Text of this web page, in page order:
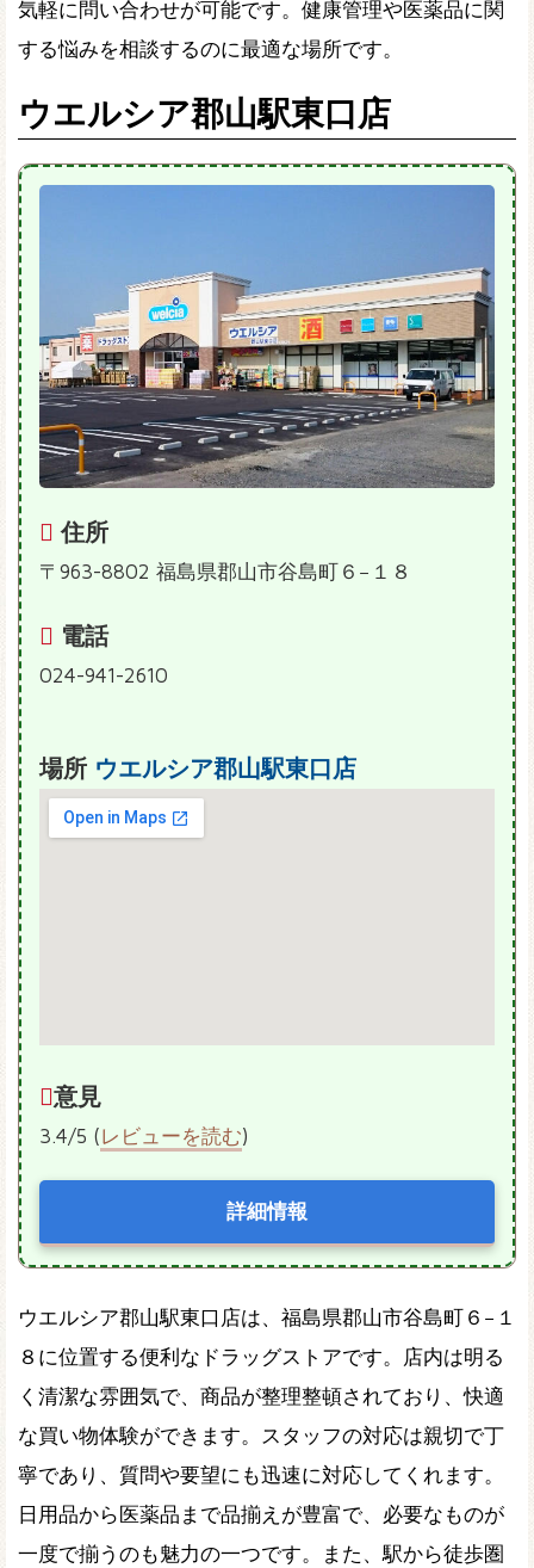
気軽に問い合わせが可能です。健康管理や医薬品に関
する悩みを相談するのに最適な場所です。
ウエルシア郡山駅東口店
住所
〒963-8802 福島県郡山市谷島町６−１８
電話
024-941-2610
場所 ウエルシア郡山駅東口店
意見
3.4/5 (レビューを読む)
詳細情報
ウエルシア郡山駅東口店は、福島県郡山市谷島町６−１
８に位置する便利なドラッグストアです。店内は明る
く清潔な雰囲気で、商品が整理整頓されており、快適
な買い物体験ができます。スタッフの対応は親切で丁
寧であり、質問や要望にも迅速に対応してくれます。
日用品から医薬品まで品揃えが豊富で、必要なものが
一度で揃うのも魅力の一つです。また、駅から徒歩圏